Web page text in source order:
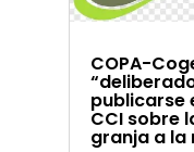
COPA-
publicarse
CCI sobre
granja a la